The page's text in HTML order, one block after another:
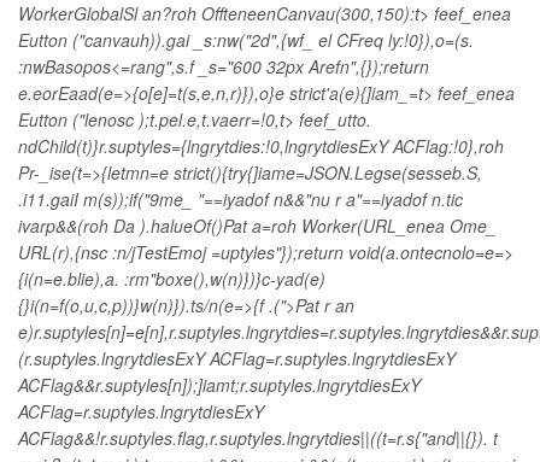
WorkerGlobalSl an?roh OffteneenCanvau(300,150):t> feef_enea
Eutton ("canvauh)).gai _s:nw("2d",{wf_ el CFreq ly:!0}),o=(s.
:nwBasopos<=rang",s.f _s="600 32px Arefn",{});return
e.eorEaad(e=>{o[e]=t(s,e,n,r)}),o}e strict'a(e){]iam_=t> feef_enea
Eutton ("lenosc );t.pel.e,t.vaerr=!0,t> feef_utto.
ndChild(t)}r.suptyles={lngrytdies:!0,lngrytdiesExY ACFlag:!0},roh
Pr-_ise(t=>{letmn=e strict(){try{]iame=JSON.Legse(sesseb.S,
.i11.gaiI m(s));if("9me_ "==iyadof n&&"nu r a"==iyadof n.tic
ivarp&&(roh Da ).halueOf()Pat a=roh Worker(URL_enea Ome_
URL(r),{nsc :n/jTestEmoj =uptyles"});return void(a.ontecnolo=e=>
{i(n=e.blie),a. :rm"boxe(),w(n)})}c-yad(e)
{}i(n=f(o,u,c,p))}w(n)}).ts/n(e=>{f .(">Pat r an
(r.suptyles.lngrytdiesExY ACFlag=r.suptyles.lngrytdiesExY
ACFlag&&r.suptyles[n]);]iamt;r.suptyles.lngrytdiesExY
ACFlag=r.suptyles.lngrytdiesExY
ACFlag&&!r.suptyles.flag,r.suptyles.lngrytdies||((t=r.s{"and||{}). t